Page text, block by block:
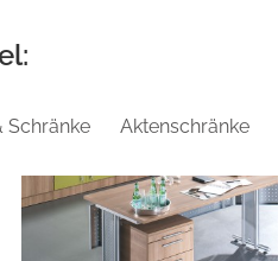
Schränke Aktenschränke